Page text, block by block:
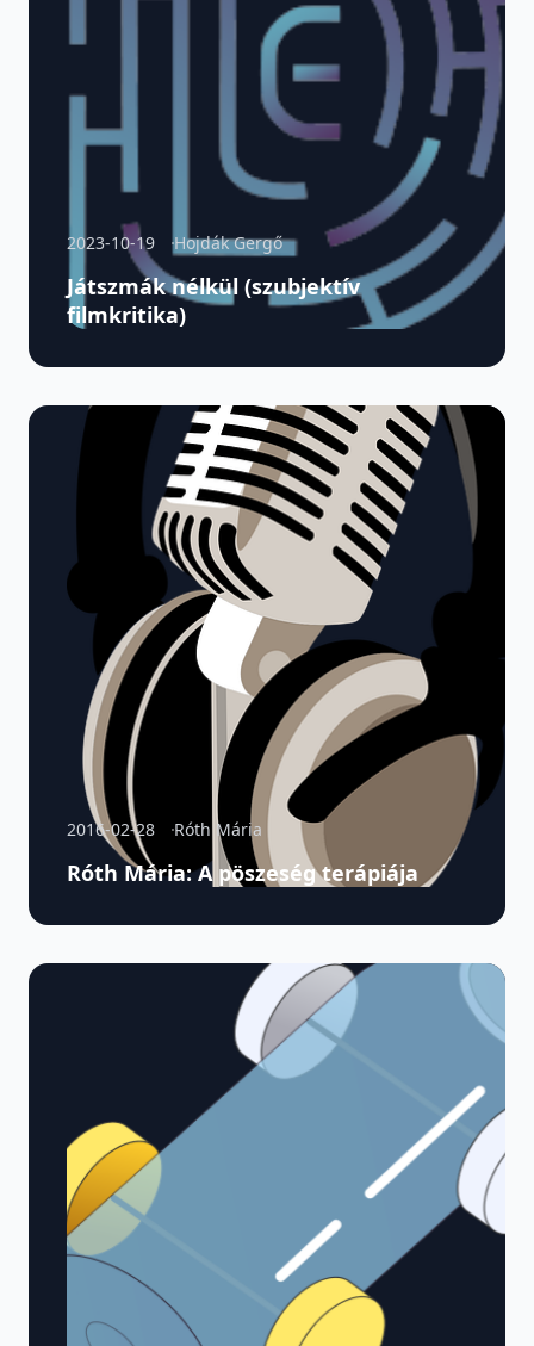
2023-10-19 Hojdák Gergő
Játszmák nélkül (szubjektív
filmkritika)
2016-02-28 Róth Mária
Róth Mária: A pöszeség terápiája